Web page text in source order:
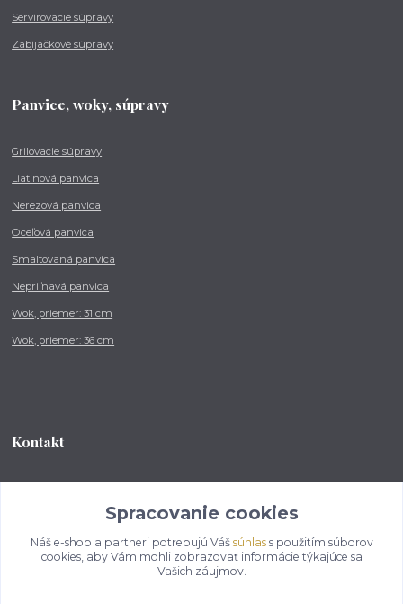
Servírovacie súpravy
Zabíjačkové súpravy
Panvice, woky, súpravy
Grilovacie súpravy
Liatinová panvica
Nerezová panvica
Oceľová panvica
Smaltovaná panvica
Nepriľnavá panvica
Wok, priemer: 31 cm
Wok, priemer: 36 cm
Kontakt
od 8:00 - do 16:00 hod
info@kotlikovesupravy.sk
Spracovanie cookies
Náš e-shop a partneri potrebujú Váš súhlass použitím súborov
cookies, aby Vám mohli zobrazovať informácie týkajúce sa
Vašich záujmov.